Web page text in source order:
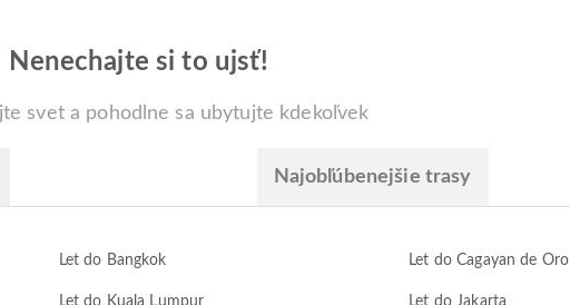
Nenechajte si to ujsť!
svet a pohodlne sa ubytujte kdekoľvek
Najobľúbenejšie trasy
Let do Bangkok Let do Cagayan de Oro
Let do Kuala Lumpur Let do Jakarta